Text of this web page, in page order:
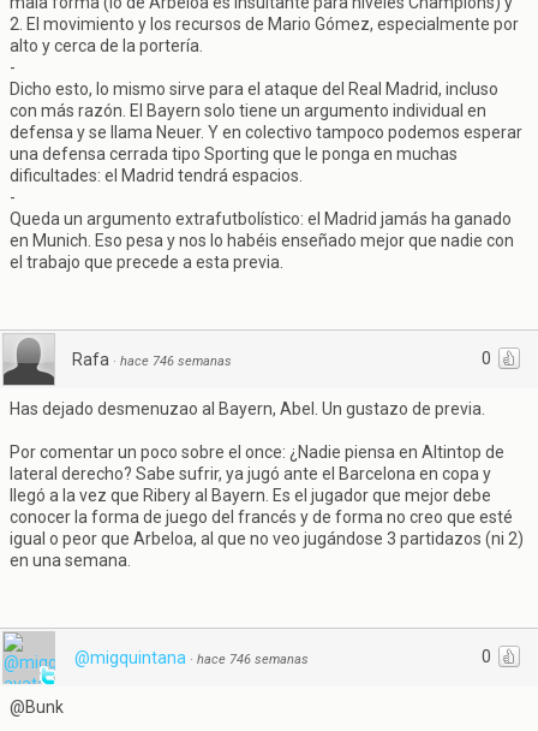
2. El movimiento y los recursos de Mario Gómez, especialmente por
alto y cerca de la portería.
-
Dicho esto, lo mismo sirve para el ataque del Real Madrid, incluso
con más razón. El Bayern solo tiene un argumento individual en
defensa y se llama Neuer. Y en colectivo tampoco podemos esperar
una defensa cerrada tipo Sporting que le ponga en muchas
dificultades: el Madrid tendrá espacios.
-
Queda un argumento extrafutbolístico: el Madrid jamás ha ganado
en Munich. Eso pesa y nos lo habéis enseñado mejor que nadie con
el trabajo que precede a esta previa.
0
Rafa · hace 746 semanas
Has dejado desmenuzao al Bayern, Abel. Un gustazo de previa.
Por comentar un poco sobre el once: ¿Nadie piensa en Altintop de
lateral derecho? Sabe sufrir, ya jugó ante el Barcelona en copa y
llegó a la vez que Ribery al Bayern. Es el jugador que mejor debe
conocer la forma de juego del francés y de forma no creo que esté
igual o peor que Arbeloa, al que no veo jugándose 3 partidazos (ni 2)
en una semana.
0
@migquintana · hace 746 semanas
@Bunk